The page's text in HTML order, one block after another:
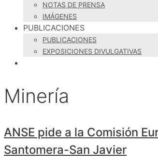
NOTAS DE PRENSA
IMÁGENES
PUBLICACIONES
PUBLICACIONES
EXPOSICIONES DIVULGATIVAS
Minería
ANSE pide a la Comisión
Santomera-San Javier